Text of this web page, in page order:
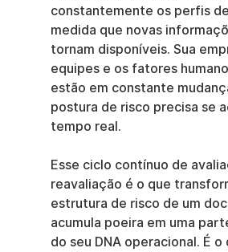
constantemente os perfis
medida que novas
tornam disponíveis. Sua
equipes e os fatores
estão em constante
postura de risco precisa se
tempo real.
Esse ciclo contínuo de
reavaliação é o que
estrutura de risco de um
acumula poeira em uma
do seu DNA operacional. É